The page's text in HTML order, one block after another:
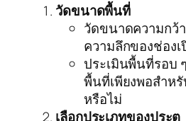
วัดขนาดพื้นที่
วัดขนาดความกว้
ความลึกของช่อง
ประเมินพื้นที่รอบ
พื้นที่เพียงพอสำห
หรือไม่
เลือกประเภทของประตู